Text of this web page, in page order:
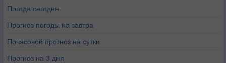
Погода сегодня
Прогноз погоды на завтра
Почасовой прогноз на сутки
Прогноз на 3 дня